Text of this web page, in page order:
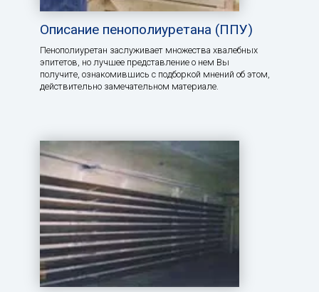
Описание пенополиуретана (ППУ)
Пенополиуретан заслуживает множества хвалебных
эпитетов, но лучшее представление о нем Вы
получите, ознакомившись с подборкой мнений об этом,
действительно замечательном материале.